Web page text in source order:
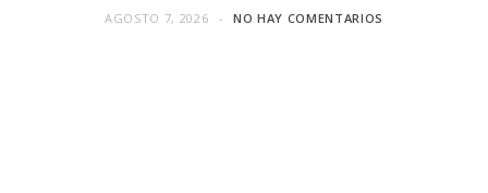
AGOSTO 7, 2026 NO HAY COMENTARIOS